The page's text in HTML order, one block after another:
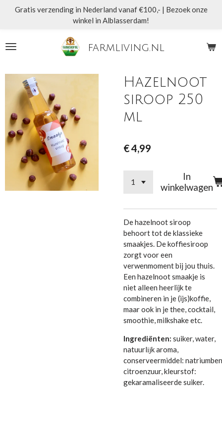
de
farmliving.nl
Gratis verzending in Nederland vanaf €100,- | Bezoek onze
winkel in Alblasserdam!
Hazelnoot
siroop 250
ml
€ 4,99
In
winkelwagen
De hazelnoot siroop
behoort tot de klassieke
smaakjes. De koffiesiroop
zorgt voor een
verwenmoment bij jou thuis.
Een hazelnoot smaakje is
niet alleen heerlijk te
combineren in je (ijs)koffie,
maar ook in je thee, cocktail,
smoothie, milkshake etc.
Ingrediënten: suiker, water,
natuurlĳk aroma,
conserveermiddel:
citroenzuur, kleurstof:
gekaramaliseerde suiker.